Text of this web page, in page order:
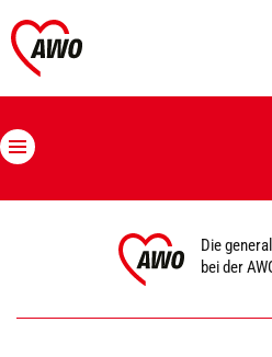
Die
bei der